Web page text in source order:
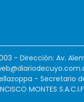
- Dirección: Av.
- Secretario
MONTES